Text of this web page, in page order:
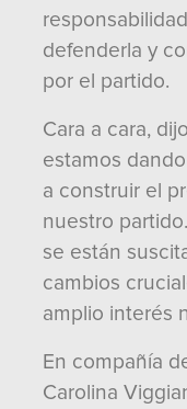
defenderla y
por el partido.
Cara a cara,
estamos
a construir el
nuestro
se están
cambios
amplio interés
En compañía
Carolina